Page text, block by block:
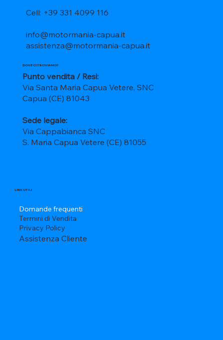
Cell: +39 331 4099 116
info@motormania-capua.it
assistenza@motormania-capua.it
DOVE CI TROVIAMO?
Punto vendita / Resi:
Via Santa Maria Capua Vetere, SNC
Capua (CE) 81043
Sede legale:
Via Cappabianca SNC
S. Maria Capua Vetere (CE) 81055
LINK UTILI
Domande frequenti
Termini di Vendita
Privacy Policy
Assistenza Cliente